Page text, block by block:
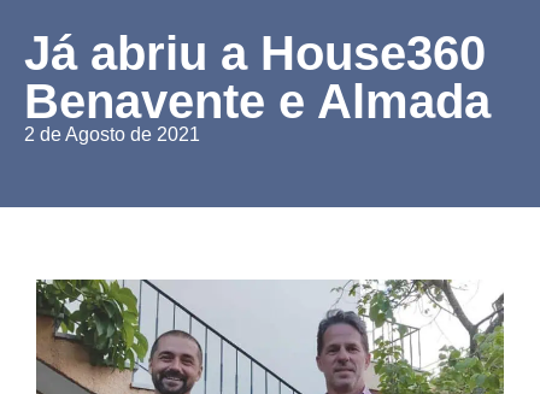
Já abriu a House360
Benavente e Almada
2 de Agosto de 2021